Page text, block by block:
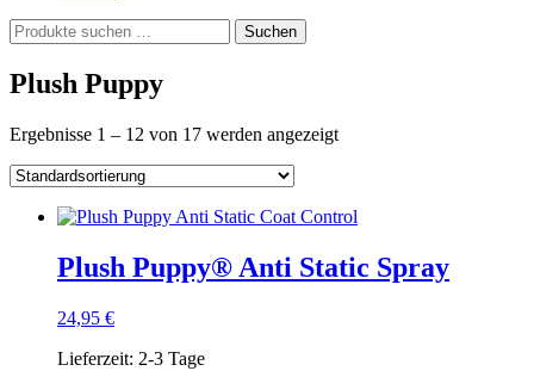
Suchen
nach:
Suchen
Plush Puppy
Ergebnisse 1 – 12 von 17 werden angezeigt
Plush Puppy® Anti Static Spray
24,95 €
Lieferzeit: 2-3 Tage